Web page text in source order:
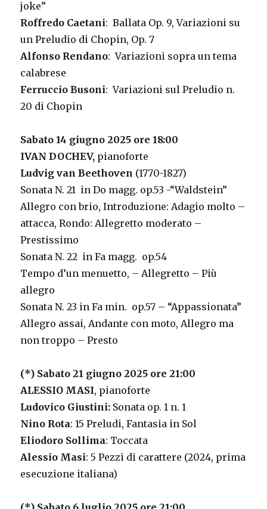
joke”
Roffredo Caetani: Ballata Op. 9, Variazioni su
un Preludio di Chopin, Op. 7
Alfonso Rendano: Variazioni sopra un tema
calabrese
Ferruccio Busoni: Variazioni sul Preludio n.
20 di Chopin
Sabato 14 giugno 2025 ore 18:00
IVAN DOCHEV, pianoforte
Ludvig van Beethoven (1770-1827)
Sonata N. 21 in Do magg. op.53 -“Waldstein”
Allegro con brio, Introduzione: Adagio molto –
attacca, Rondo: Allegretto moderato –
Prestissimo
Sonata N. 22 in Fa magg. op.54
Tempo d’un menuetto, – Allegretto – Più
allegro
Sonata N. 23 in Fa min. op.57 – “Appassionata”
Allegro assai, Andante con moto, Allegro ma
non troppo – Presto
(*) Sabato 21 giugno 2025 ore 21:00
ALESSIO MASI, pianoforte
Ludovico Giustini: Sonata op. 1 n. 1
Nino Rota: 15 Preludi, Fantasia in Sol
Eliodoro Sollima: Toccata
Alessio Masi: 5 Pezzi di carattere (2024, prima
esecuzione italiana)